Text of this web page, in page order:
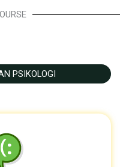
PSIKOLOGI